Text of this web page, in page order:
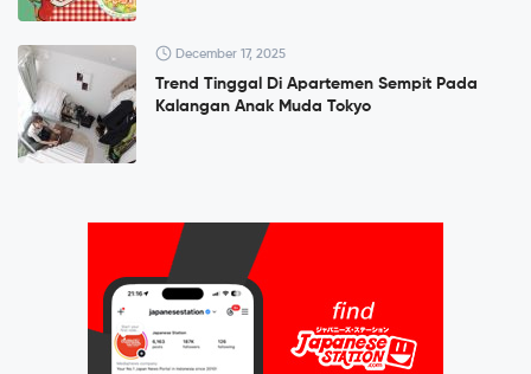
December 17, 2025
Trend Tinggal Di Apartemen Sempit Pada
Kalangan Anak Muda Tokyo